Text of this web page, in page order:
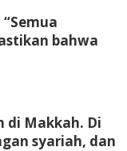
bahwa
di Makkah. Di
syariah, dan